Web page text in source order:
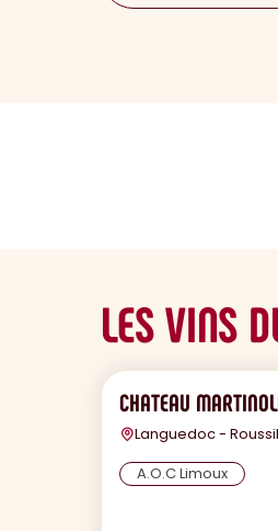
LES VINS
CHATEAU
Languedoc -
A.O.C Limoux